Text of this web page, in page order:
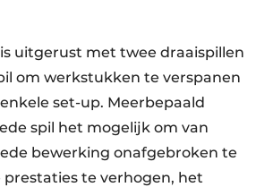
is uitgerust met twee draaispillen
om werkstukken te verspanen
set-up. Meerbepaald
spil het mogelijk om van
bewerking onafgebroken te
prestaties te verhogen, het